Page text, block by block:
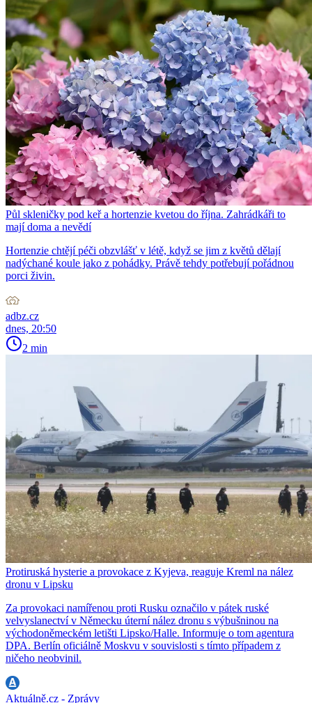
Půl skleničky pod keř a hortenzie kvetou do října. Zahrádkáři to
mají doma a nevědí
Hortenzie chtějí péči obzvlášť v létě, když se jim z květů dělají
nadýchané koule jako z pohádky. Právě tehdy potřebují pořádnou
porci živin.
adbz.cz
dnes, 20:50
2 min
Protiruská hysterie a provokace z Kyjeva, reaguje Kreml na nález
dronu v Lipsku
Za provokaci namířenou proti Rusku označilo v pátek ruské
velvyslanectví v Německu úterní nález dronu s výbušninou na
východoněmeckém letišti Lipsko/Halle. Informuje o tom agentura
DPA. Berlín oficiálně Moskvu v souvislosti s tímto případem z
ničeho neobvinil.
Aktuálně.cz - Zprávy